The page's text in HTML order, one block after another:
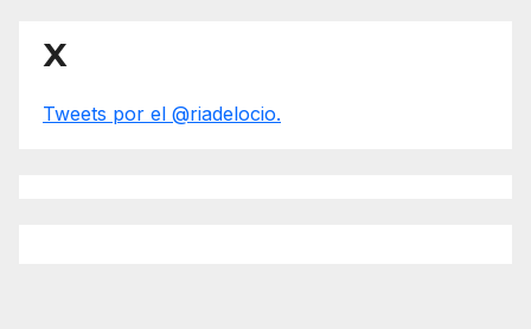
X
Tweets por el @riadelocio.